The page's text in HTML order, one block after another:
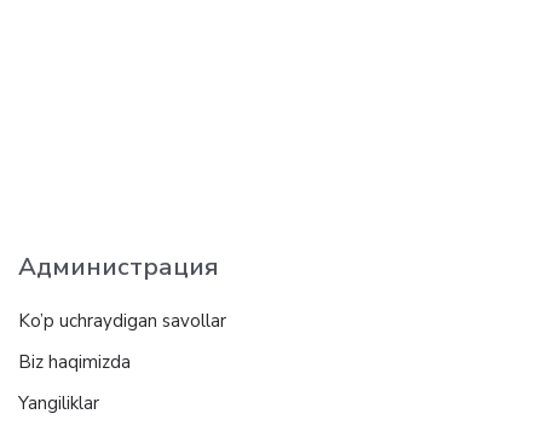
Администрация
Ko’p uchraydigan savollar
Biz haqimizda
Yangiliklar